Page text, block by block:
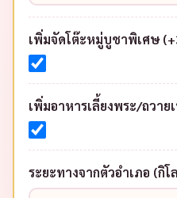
เพิ่มจัดโต๊ะหมู่บูชาพิเศษ
เพิ่มอาหารเลี้ยงพระ/ถวาย
ระยะทางจากตัวอำเภอ (กิโ